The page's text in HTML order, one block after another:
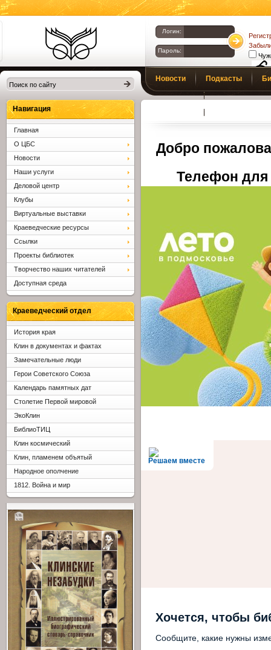
Библиотеки
Клина. Клинская
ЦБС.
Логин:
Пароль:
Новости Подкасты
Добро
Телефон для
Решаем вместе
Хочется, чтобы
Сообщите, какие нужны
Навигация
Главная
О ЦБС
Новости
Наши услуги
Деловой центр
Клубы
Виртуальные выставки
Краеведческие ресурсы
Ссылки
Проекты библиотек
Творчество наших читателей
Доступная среда
Краеведческий отдел
История края
Клин в документах и фактах
Замечательные люди
Герои Советского Союза
Календарь памятных дат
Столетие Первой мировой
ЭкоКлин
БиблиоТИЦ
Клин космический
Клин, пламенем объятый
Народное ополчение
1812. Война и мир